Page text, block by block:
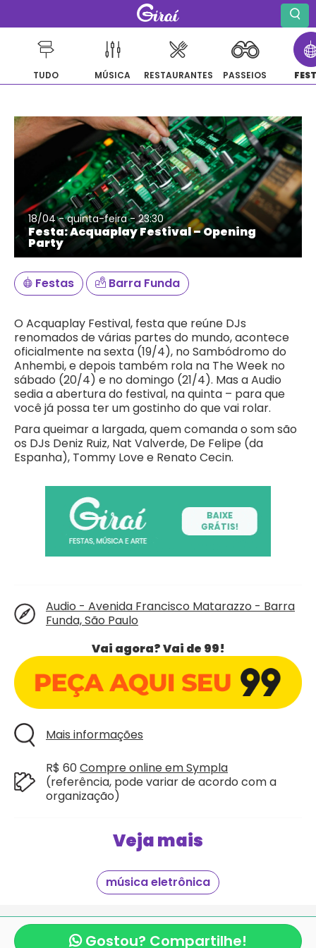
para
o
conteúdo
TUDO MÚSICA RESTAURANTES PASSEIOS
18/04 - quinta-feira - 23:30
Festa: Acquaplay Festival – Opening
Party
Festas Barra Funda
O Acquaplay Festival, festa que reúne DJs
renomados de várias partes do mundo, acontece
oficialmente na sexta (19/4), no Sambódromo do
Anhembi, e depois também rola na The Week no
sábado (20/4) e no domingo (21/4). Mas a Audio
sedia a abertura do festival, na quinta – para que
você já possa ter um gostinho do que vai rolar.
Para queimar a largada, quem comanda o som são
os DJs Deniz Ruiz, Nat Valverde, De Felipe (da
Espanha), Tommy Love e Renato Cecin.
Audio - Avenida Francisco Matarazzo - Barra
Funda, São Paulo
Vai agora? Vai de 99!
Mais informações
R$ 60Compre online em Sympla
(referência, pode variar de acordo com a
organização)
Veja mais
música eletrônica
Gostou? Compartilhe!
Giraí é mais um projeto criado com
pela equipe
mexeri.ca
eBlocos de Rua.com.
Copyright Giraí. Todos os direitos reservados.